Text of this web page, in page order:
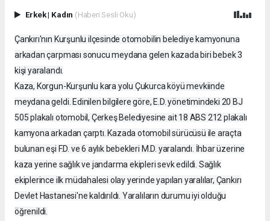
Erkek| Kadın (Haberi Sesli Oku)
Çankırı'nın Kurşunlu ilçesinde otomobilin belediye kamyonuna
arkadan çarpması sonucu meydana gelen kazada biri bebek 3
kişi yaralandı.
Kaza, Korgun-Kurşunlu kara yolu Çukurca köyü mevkiinde
meydana geldi. Edinilen bilgilere göre, E.D. yönetimindeki 20 BJ
505 plakalı otomobil, Çerkeş Belediyesine ait 18 ABS 212 plakalı
kamyona arkadan çarptı. Kazada otomobil sürücüsü ile araçta
bulunan eşi F.D. ve 6 aylık bebekleri M.D. yaralandı. İhbar üzerine
kaza yerine sağlık ve jandarma ekipleri sevk edildi. Sağlık
ekiplerince ilk müdahalesi olay yerinde yapılan yaralılar, Çankırı
Devlet Hastanesi'ne kaldırıldı. Yaralıların durumu iyi olduğu
öğrenildi.